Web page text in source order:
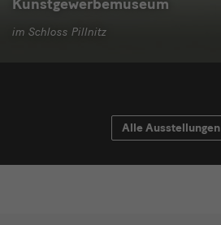
Kunstgewerbemuseum
im Schloss Pillnitz
Alle Ausstellungen